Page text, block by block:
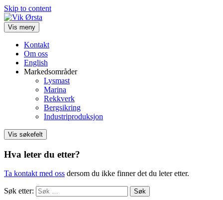
Skip to content
Vis meny
Kontakt
Om oss
English
Markedsområder
Lysmast
Marina
Rekkverk
Bergsikring
Industriproduksjon
Vis søkefelt
Hva leter du etter?
Ta kontakt med oss dersom du ikke finner det du leter etter.
Søk etter: